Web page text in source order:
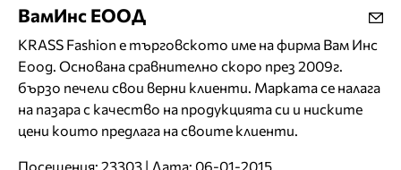
ВамИнс ЕООД
KRASS Fashion е търговското име на фирма Вам Инс
Еоод. Основана сравнително скоро през 2009г.
бързо печели свои верни клиенти. Марката се налага
на пазара с качество на продукцията си и ниските
цени които предлага на своите клиенти.
Посещения: 23303 | Дата: 06-01-2015